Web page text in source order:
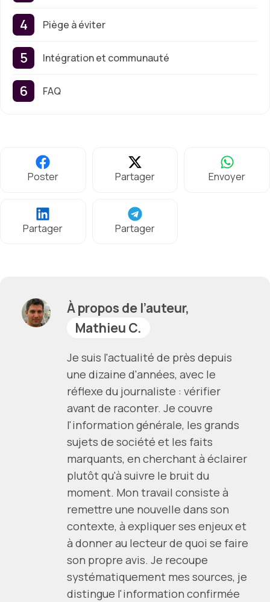
Piège à éviter
Intégration et communauté
FAQ
Poster Partager Envoyer
Partager Partager
À propos de l’auteur,
Mathieu C.
Je suis l'actualité de près depuis
une dizaine d'années, avec le
réflexe du journaliste : vérifier
avant de raconter. Je couvre
l'information générale, les grands
sujets de société et les faits
marquants, en cherchant à éclairer
plutôt qu'à suivre le bruit du
moment. Mon travail consiste à
remettre une nouvelle dans son
contexte, à expliquer ses enjeux et
à donner au lecteur de quoi se faire
son propre avis. Je recoupe
systématiquement mes sources, je
distingue l'information confirmée